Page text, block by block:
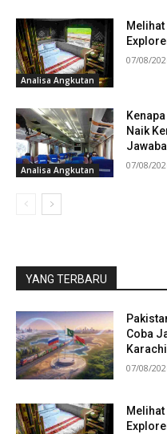
Analisa Angkutan
07/08/
Analisa Angkutan
Naik
07/08/
YANG TERBARU
Coba
Karachi
07/08/